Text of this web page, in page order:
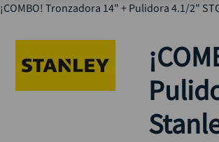
¡COMBO! Tronzadora 14" + Pulidora 4.1/2"
1. taladro
compresor